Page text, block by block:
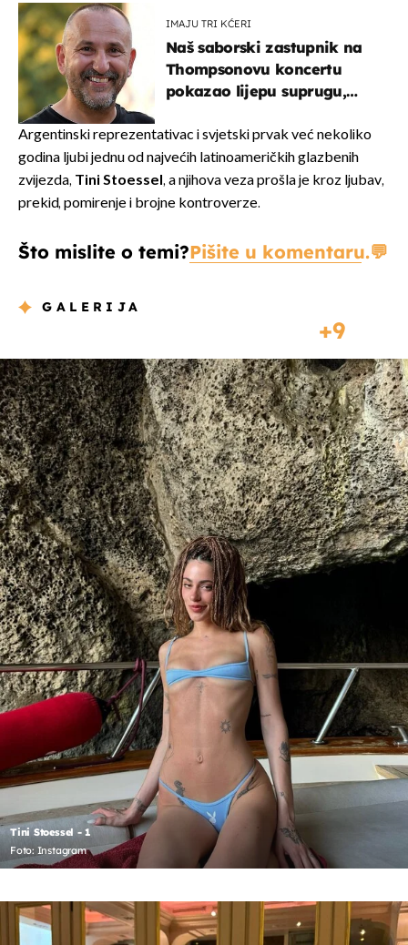
IMAJU TRI KĆERI
Naš saborski zastupnik na
Thompsonovu koncertu
pokazao lijepu suprugu,
javnost
Argentinski reprezentativac i svjetski prvak već nekoliko
godina ljubi jednu od najvećih latinoameričkih glazbenih
zvijezda, Tini Stoessel, a njihova veza prošla je kroz ljubav,
prekid, pomirenje i brojne kontroverze.
Što mislite o temi?Pišite u komentaru.
GALERIJA
9
Tini Stoessel - 1
Foto: Instagram